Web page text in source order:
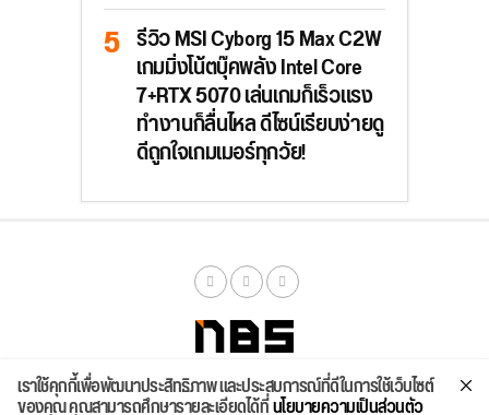
รีวิว MSI Cyborg 15 Max C2W
เกมมิ่งโน้ตบุ๊คพลัง Intel Core
7+RTX 5070 เล่นเกมก็เร็วแรง
ทำงานก็ลื่นไหล ดีไซน์เรียบง่ายดู
ดีถูกใจเกมเมอร์ทุกวัย!
จัดสเปค ค้นหา บทความ รีวิวล่าสุด บทความยอดนิยม ติดต่อเรา
เราใช้คุกกี้เพื่อพัฒนาประสิทธิภาพ และประสบการณ์ที่ดีในการใช้เว็บไซต์
ของคุณ คุณสามารถศึกษารายละเอียดได้ที่นโยบายความเป็นส่วนตัว